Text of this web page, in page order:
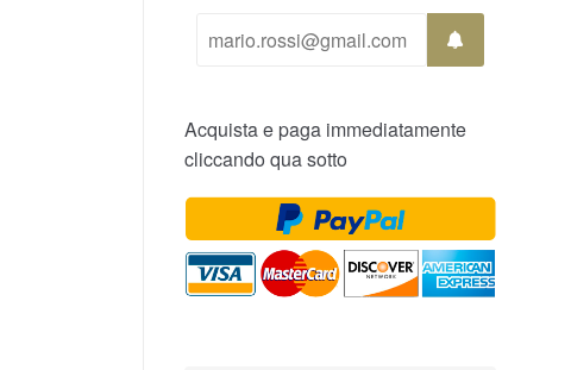
Acquista e paga immediatamente
cliccando qua sotto